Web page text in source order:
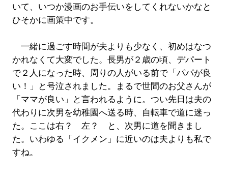
いて、いつか漫画のお手伝いをしてくれないかなと
ひそかに画策中です。
一緒に過ごす時間が夫よりも少なく、初めはなつ
かれなくて大変でした。長男が２歳の頃、デパート
で２人になった時、周りの人がいる前で「パパが良
い！」と号泣されました。まるで世間のお父さんが
「ママが良い」と言われるように。つい先日は夫の
代わりに次男を幼稚園へ送る時、自転車で道に迷っ
た。ここは右？ 左？ と、次男に道を聞きまし
た。いわゆる「イクメン」に近いのは夫よりも私で
すね。